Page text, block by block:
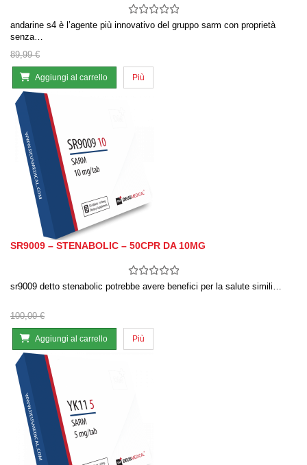
andarine s4 è l’agente più innovativo del gruppo sarm con proprietà
senza…
89,99 €
Aggiungi al carrello Più
SR9009 – STENABOLIC – 50CPR DA 10MG
sr9009 detto stenabolic potrebbe avere benefici per la salute simili…
100,00 €
Aggiungi al carrello Più